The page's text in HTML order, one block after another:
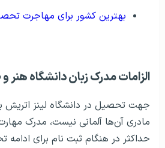
بهترین کشور برای مهاجرت
الزامات مدرک زبان دانشگاه هنر
جهت تحصیل در دانشگاه لینز اتریش
حداکثر در هنگام ثبت نام برای ادامه